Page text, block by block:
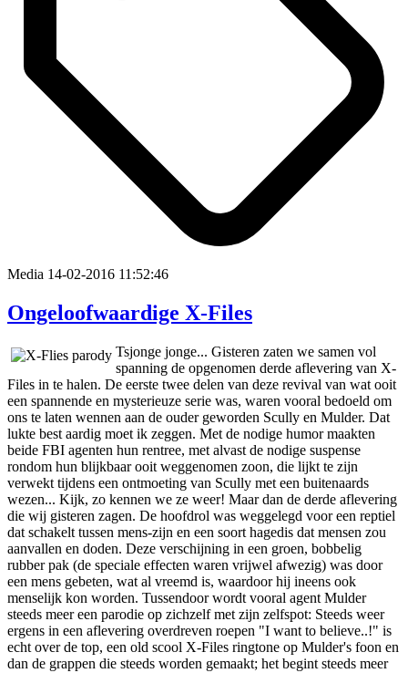
Media 14-02-2016 11:52:46
Ongeloofwaardige X-Files
Tsjonge jonge... Gisteren zaten we samen vol
spanning de opgenomen derde aflevering van X-
Files in te halen. De eerste twee delen van deze revival van wat ooit
een spannende en mysterieuze serie was, waren vooral bedoeld om
ons te laten wennen aan de ouder geworden Scully en Mulder. Dat
lukte best aardig moet ik zeggen. Met de nodige humor maakten
beide FBI agenten hun rentree, met alvast de nodige suspense
rondom hun blijkbaar ooit weggenomen zoon, die lijkt te zijn
verwekt tijdens een ontmoeting van Scully met een buitenaards
wezen... Kijk, zo kennen we ze weer! Maar dan de derde aflevering
die wij gisteren zagen. De hoofdrol was weggelegd voor een reptiel
dat schakelt tussen mens-zijn en een soort hagedis dat mensen zou
aanvallen en doden. Deze verschijning in een groen, bobbelig
rubber pak (de speciale effecten waren vrijwel afwezig) was door
een mens gebeten, wat al vreemd is, waardoor hij ineens ook
menselijk kon worden. Tussendoor wordt vooral agent Mulder
steeds meer een parodie op zichzelf met zijn zelfspot: Steeds weer
ergens in een aflevering overdreven roepen "I want to believe..!" is
echt over de top, een old scool X-Files ringtone op Mulder's foon en
dan de grappen die steeds worden gemaakt; het begint steeds meer